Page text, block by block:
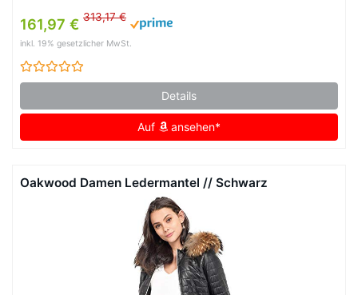
161,97 € 313,17 €
inkl. 19% gesetzlicher MwSt.
Details
Auf ansehen*
Oakwood Damen Ledermantel // Schwarz